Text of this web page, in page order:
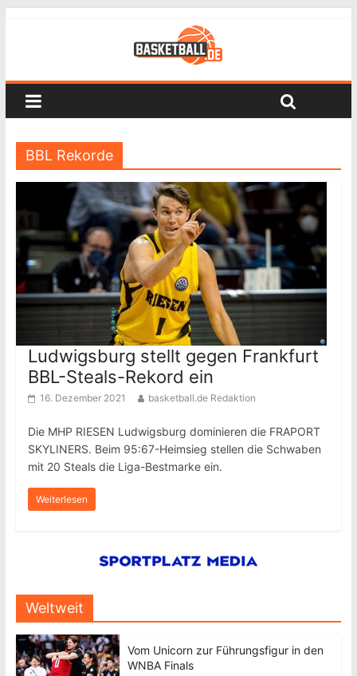
BBL Rekorde
Ludwigsburg stellt gegen Frankfurt
BBL-Steals-Rekord ein
16. Dezember 2021 basketball.de Redaktion
Die MHP RIESEN Ludwigsburg dominieren die FRAPORT
SKYLINERS. Beim 95:67-Heimsieg stellen die Schwaben
mit 20 Steals die Liga-Bestmarke ein.
Weiterlesen
Weltweit
Vom Unicorn zur Führungsfigur in den
WNBA Finals